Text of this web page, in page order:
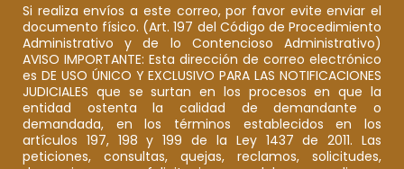
Si realiza envíos a este correo, por favor evite enviar el
documento físico. (Art. 197 del Código de Procedimiento
Administrativo y de lo Contencioso Administrativo)
AVISO IMPORTANTE: Esta dirección de correo electrónico
es DE USO ÚNICO Y EXCLUSIVO PARA LAS NOTIFICACIONES
JUDICIALES que se surtan en los procesos en que la
entidad ostenta la calidad de demandante o
demandada, en los términos establecidos en los
artículos 197, 198 y 199 de la Ley 1437 de 2011. Las
peticiones, consultas, quejas, reclamos, solicitudes,